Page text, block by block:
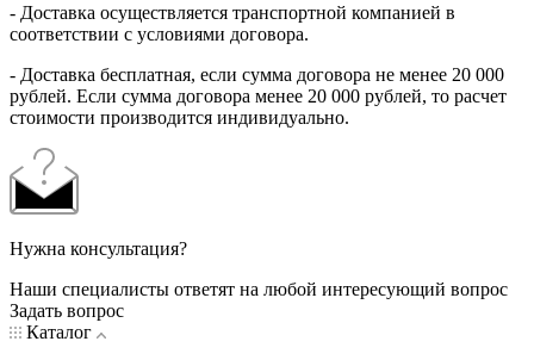
- Доставка осуществляется транспортной компанией в
соответствии с условиями договора.
- Доставка бесплатная, если сумма договора не менее 20 000
рублей. Если сумма договора менее 20 000 рублей, то расчет
стоимости производится индивидуально.
Нужна консультация?
Наши специалисты ответят на любой интересующий вопрос
Задать вопрос
Каталог